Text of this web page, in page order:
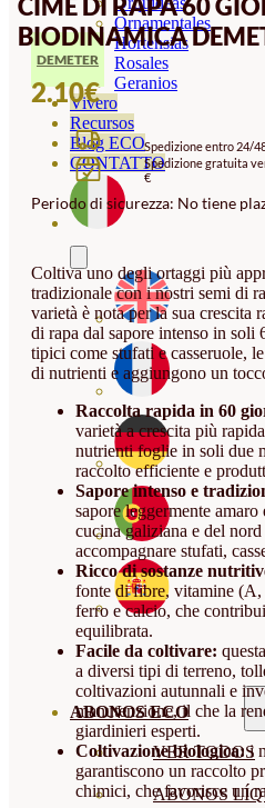
Ornamentales
Hortensias
Rosales
Geranios
Vivero
Recursos
Blog ECO
CONTATTO
ABONOS ECO
VER TODOS
ABONOS
BIODINAMICA
DEMETER
2.10€
Spedizione entro 24/
Spedizione gratuita
€
Periodo di sicurezza: No tiene
Coltiva uno degli ortaggi più
tradizionale con i nostri semi di
varietà è nota per la sua crescita
di rapa dal sapore intenso in
tipici come stufati e casseruole,
di nutrienti e aggiungono un
Raccolta rapida in 60
varietà a crescita più
nutrienti foglie in soli due
raccolto efficiente e
Sapore intenso e
sapore leggermente
cucina galiziana e del
accompagnare stufati,
Ricco di sostanze
fonte di fibre, vitamine
ferro e calcio, che
equilibrata.
Facile da coltivare:
a diversi tipi di terreno,
coltivazioni autunnali e
manutenzione, il che la
giardinieri esperti.
Coltivazione biologica:i
garantiscono un raccolto
chimici, che favorisce un